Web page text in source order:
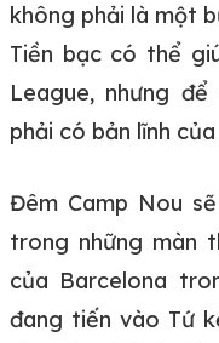
không phải là một
Tiền bạc có thể
League, nhưng
phải có bản lĩnh
Đêm Camp Nou
trong những màn
của Barcelona
đang tiến vào Tứ